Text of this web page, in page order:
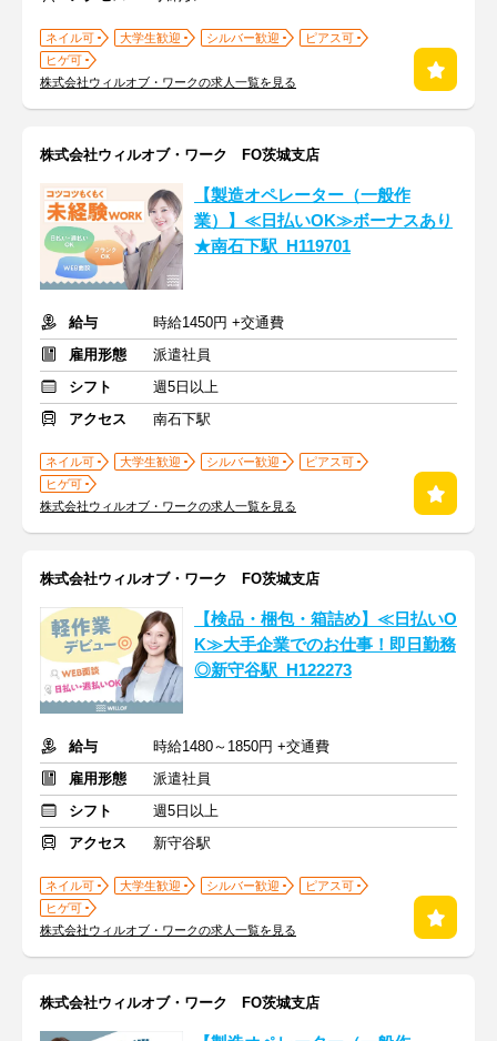
ネイル可 大学生歓迎 シルバー歓迎
ピアス可
ヒゲ可
株式会社ウィルオブ・ワークの求人一覧を見る
株式会社ウィルオブ・ワーク FO茨城支店
【製造オペレーター（一般作
業）】≪日払いOK≫ボーナスあり
★南石下駅_H119701
給与
時給1450円 +交通費
雇用形態
派遣社員
シフト
週5日以上
アクセス
南石下駅
ネイル可 大学生歓迎 シルバー歓迎
ピアス可
ヒゲ可
株式会社ウィルオブ・ワークの求人一覧を見る
株式会社ウィルオブ・ワーク FO茨城支店
【検品・梱包・箱詰め】≪日払いO
K≫大手企業でのお仕事！即日勤務
◎新守谷駅_H122273
給与
時給1480～1850円 +交通費
雇用形態
派遣社員
シフト
週5日以上
アクセス
新守谷駅
ネイル可 大学生歓迎 シルバー歓迎
ピアス可
ヒゲ可
株式会社ウィルオブ・ワークの求人一覧を見る
株式会社ウィルオブ・ワーク FO茨城支店